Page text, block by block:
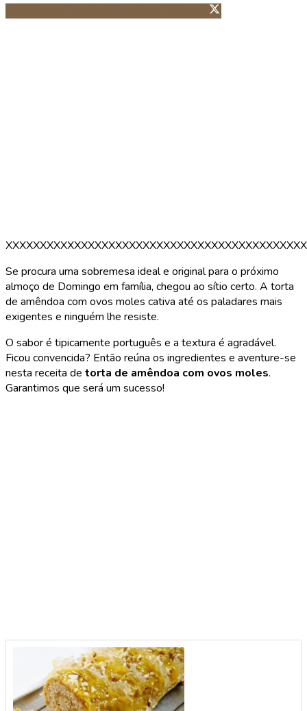
Guardar no Pinterest
Se procura uma sobremesa ideal e original para o próximo
almoço de Domingo em família, chegou ao sítio certo. A torta
de amêndoa com ovos moles cativa até os paladares mais
exigentes e ninguém lhe resiste.
O sabor é tipicamente português e a textura é agradável.
Ficou convencida? Então reúna os ingredientes e aventure-se
nesta receita de torta de amêndoa com ovos moles.
Garantimos que será um sucesso!